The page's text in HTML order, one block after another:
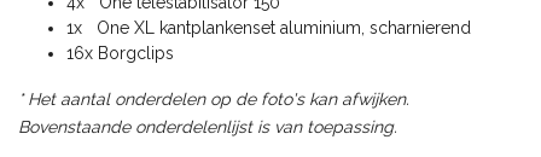
1x One XL kantplankenset aluminium, scharnierend
16x Borgclips
* Het aantal onderdelen op de foto's kan afwijken.
Bovenstaande onderdelenlijst is van toepassing.